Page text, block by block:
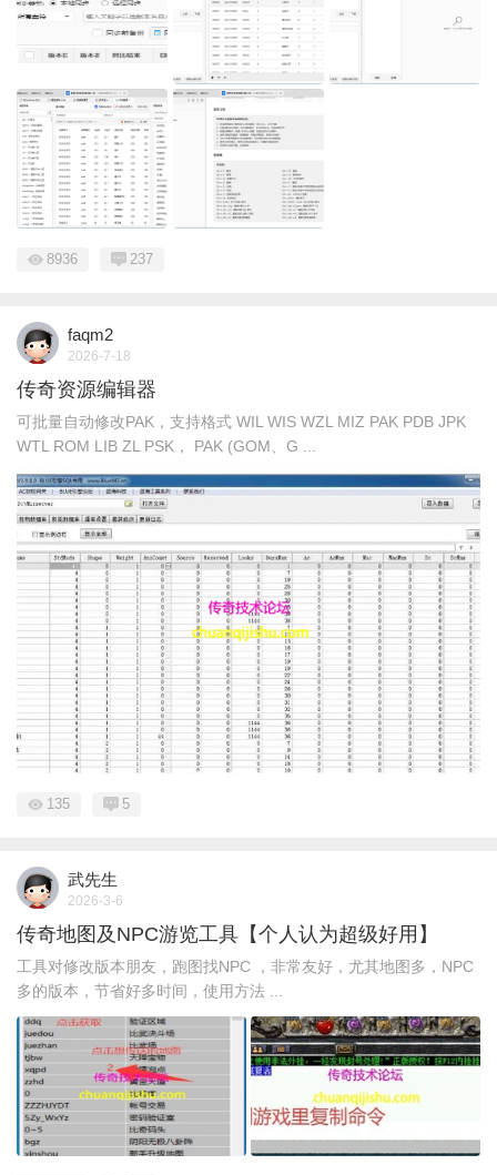
8936 237
faqm2
2026-7-18
传奇资源编辑器
可批量自动修改PAK，支持格式 WIL WIS WZL MIZ PAK PDB JPK
WTL ROM LIB ZL PSK， PAK (GOM、G ...
135 5
武先生
2026-3-6
传奇地图及NPC游览工具【个人认为超级好用】
工具对修改版本朋友，跑图找NPC ，非常友好，尤其地图多，NPC
多的版本，节省好多时间，使用方法 ...